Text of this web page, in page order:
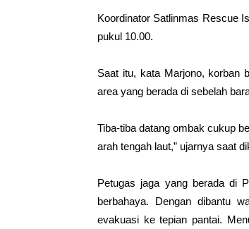
Koordinator Satlinmas Rescue
pukul 10.00.
Saat itu, kata Marjono, korban
area yang berada di sebelah
Tiba-tiba datang ombak cukup
arah tengah laut,” ujarnya saat
Petugas jaga yang berada di
berbahaya. Dengan dibantu
evakuasi ke tepian pantai.